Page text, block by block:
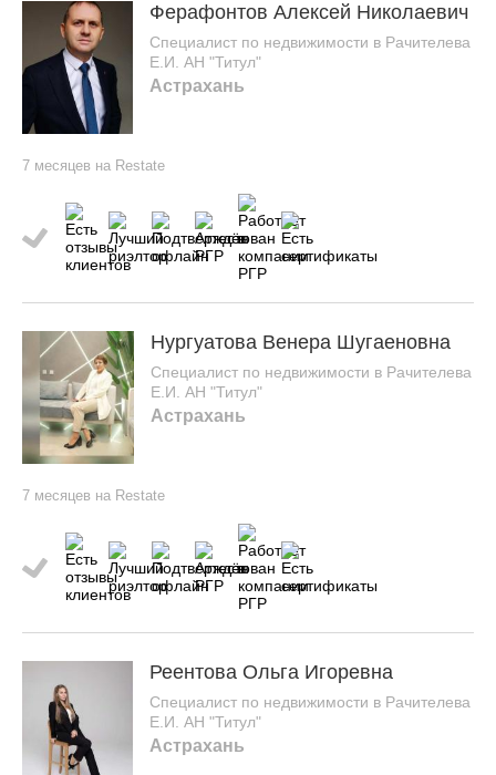
Ферафонтов Алексей Николаевич
Специалист по недвижимости в Рачителева
Е.И. АН "Титул"
Астрахань
7 месяцев на Restate
Нургуатова Венера Шугаеновна
Специалист по недвижимости в Рачителева
Е.И. АН "Титул"
Астрахань
7 месяцев на Restate
Реентова Ольга Игоревна
Специалист по недвижимости в Рачителева
Е.И. АН "Титул"
Астрахань